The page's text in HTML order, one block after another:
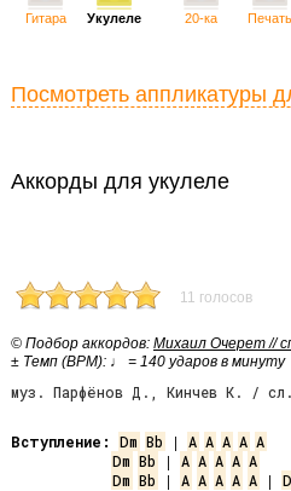
Аккорды для укулеле
11 голосов
© Подбор аккордов: Михаил Очерет //
± Темп (BPM): ♩ = 140 ударов в минуту
муз. Парфёнов Д., Кинчев К. /
Вступление: Dm Bb | A A A A A
Dm Bb | A A A A A
Dm Bb | A A A A A |
Гитара Укулеле 20-ка Печать
Посмотреть аппликатуры